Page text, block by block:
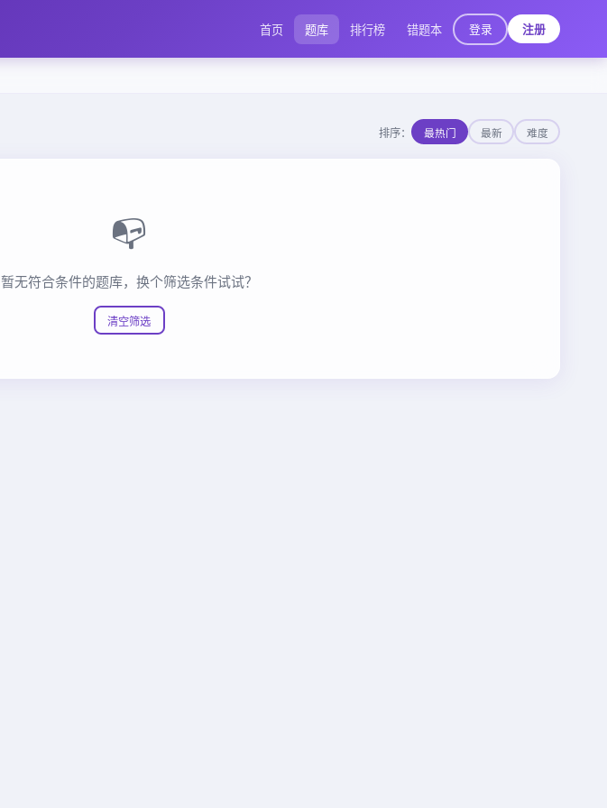
首页 题库 排行榜 错题本 登录 注册
排序： 最热门 最新 难度
📭
暂无符合条件的题库，换个筛选条件试试？
清空筛选